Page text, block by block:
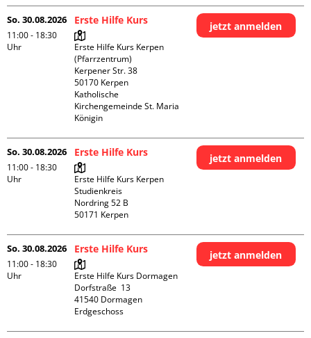
So. 30.08.2026
11:00 - 18:30
Uhr
Erste Hilfe Kurs
Erste Hilfe Kurs Kerpen
(Pfarrzentrum)
Kerpener Str. 38
50170 Kerpen
Katholische
Kirchengemeinde St. Maria
Königin
jetzt anmelden
So. 30.08.2026
11:00 - 18:30
Uhr
Erste Hilfe Kurs
Erste Hilfe Kurs Kerpen
Studienkreis
Nordring 52 B
jetzt anmelden
So. 30.08.2026
11:00 - 18:30
Uhr
Erste Hilfe Kurs
Erste Hilfe Kurs Dormagen
Dorfstraße  13
41540 Dormagen
Erdgeschoss
jetzt anmelden